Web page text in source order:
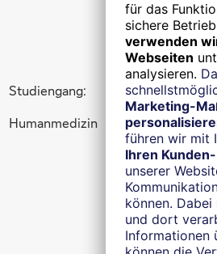
Studiengang:
Humanmedizin